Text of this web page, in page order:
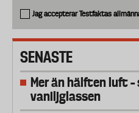
Jag accepterar Testfaktas
SENASTE
Mer än hälften luft
vaniljglassen